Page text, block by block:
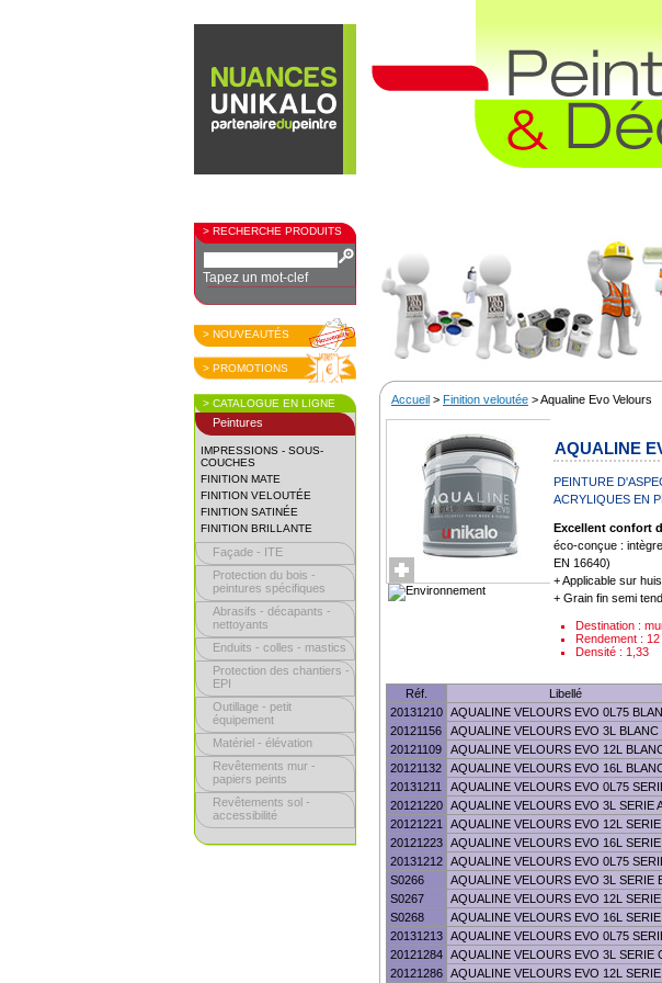
> RECHERCHE PRODUITS
Tapez un mot-clef
> NOUVEAUTÉS
> PROMOTIONS
> CATALOGUE EN LIGNE
Peintures
IMPRESSIONS - SOUS-
COUCHES
FINITION MATE
FINITION VELOUTÉE
FINITION SATINÉE
FINITION BRILLANTE
Façade - ITE
Protection du bois -
peintures spécifiques
Abrasifs - décapants -
nettoyants
Enduits - colles - mastics
Protection des chantiers -
EPI
Outillage - petit
équipement
Matériel - élévation
Revêtements mur -
papiers peints
Revêtements sol -
accessibilité
Accueil > Finition veloutée > Aqualine Evo Velours
AQUALINE
PEINTURE
ACRYLIQUES EN
Excellent confort
éco-conçue :
EN 16640)
+ Applicable sur
+ Grain fin semi
Destination :
Rendement :
Densité : 1,33
Réf. Libellé
20131210 AQUALINE VELOURS EVO 0L75
20121156 AQUALINE VELOURS EVO 3L BLANC
20121109
AQUALINE VELOURS EVO 12L
20121132
AQUALINE VELOURS EVO 16L
20131211
AQUALINE VELOURS EVO 0L75
20121220 AQUALINE VELOURS EVO 3L SERIE
20121221
AQUALINE VELOURS EVO 12L SERIE
20121223 AQUALINE VELOURS EVO 16L SERIE
20131212 AQUALINE VELOURS EVO 0L75
S0266
AQUALINE VELOURS EVO 3L SERIE
S0267
AQUALINE VELOURS EVO 12L
S0268
AQUALINE VELOURS EVO 16L
20131213 AQUALINE VELOURS EVO 0L75
20121284 AQUALINE VELOURS EVO 3L SERIE
20121286 AQUALINE VELOURS EVO 12L